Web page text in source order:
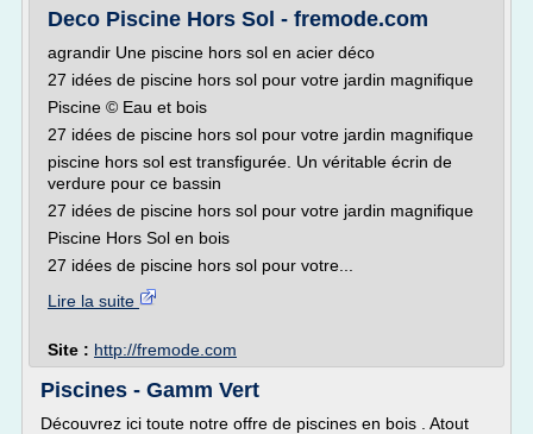
Deco Piscine Hors Sol - fremode.com
agrandir Une piscine hors sol en acier déco
27 idées de piscine hors sol pour votre jardin magnifique
Piscine © Eau et bois
27 idées de piscine hors sol pour votre jardin magnifique
piscine hors sol est transfigurée. Un véritable écrin de
verdure pour ce bassin
27 idées de piscine hors sol pour votre jardin magnifique
Piscine Hors Sol en bois
27 idées de piscine hors sol pour votre...
Lire la suite
Site : http://fremode.com
Piscines - Gamm Vert
Découvrez ici toute notre offre de piscines en bois . Atout